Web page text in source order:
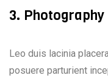
3. Photography
Leo duis lacinia
posuere parturient